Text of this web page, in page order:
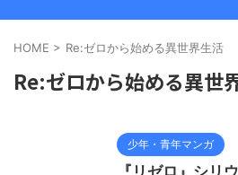
HOME > Re:ゼロから始める異世界生活
Re:ゼロから始める異世
少年・青年マンガ
『リゼロ』シリ